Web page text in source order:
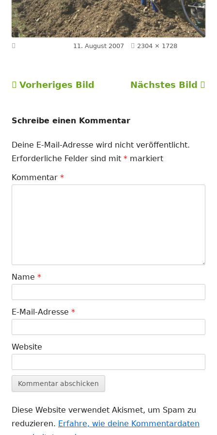
11. August 2007 Volle
2304 × 1728
Vorheriges Bild Nächstes Bild
Schreibe einen Kommentar
Deine E-Mail-Adresse wird nicht veröffentlicht.
Erforderliche Felder sind mit * markiert
Kommentar *
Name *
E-Mail-Adresse *
Website
Diese Website verwendet Akismet, um Spam zu
reduzieren. Erfahre, wie deine Kommentardaten